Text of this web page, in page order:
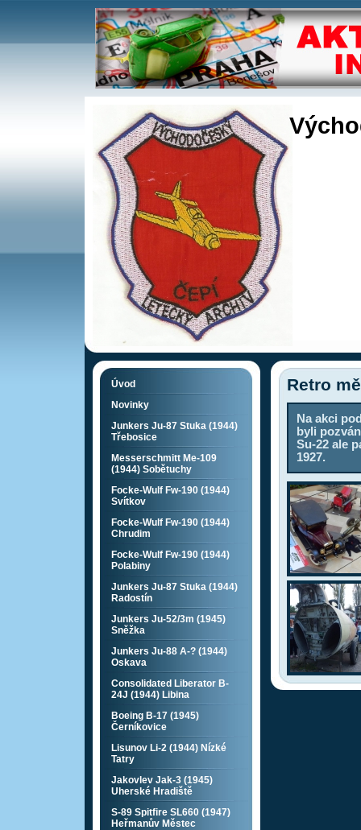
Retro
Na akci
byli
Su-22 ale
1927.
Úvod
Novinky
Junkers Ju-87 Stuka (1944)
Třebosice
Messerschmitt Me-109
(1944) Sobětuchy
Focke-Wulf Fw-190 (1944)
Svítkov
Focke-Wulf Fw-190 (1944)
Chrudim
Focke-Wulf Fw-190 (1944)
Polabiny
Junkers Ju-87 Stuka (1944)
Radostín
Junkers Ju-52/3m (1945)
Sněžka
Junkers Ju-88 A-? (1944)
Oskava
Consolidated Liberator B-
24J (1944) Libina
Boeing B-17 (1945)
Černíkovice
Lisunov Li-2 (1944) Nízké
Tatry
Jakovlev Jak-3 (1945)
Uherské Hradiště
S-89 Spitfire SL660 (1947)
Heřmanův Městec